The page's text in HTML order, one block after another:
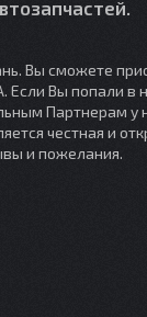
Вы сможете
Если Вы
Партнерам
честная и
и пожелания.